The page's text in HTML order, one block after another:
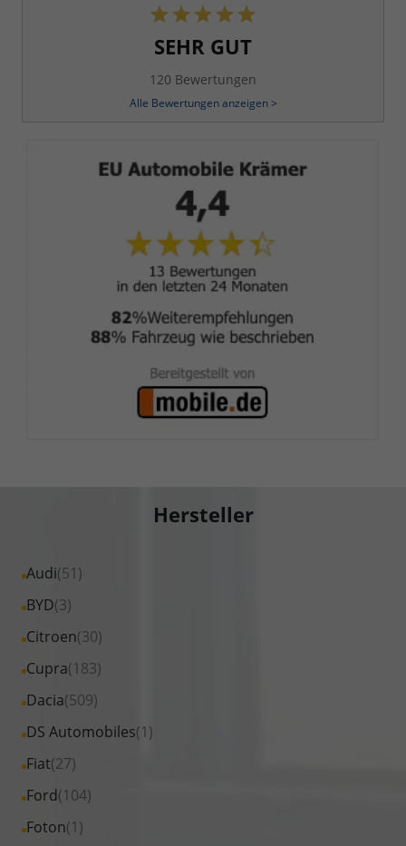
SEHR GUT
120 Bewertungen
Alle Bewertungen anzeigen >
Hersteller
Audi(51)
Alle
Fahrzeuge
Audi
anzeigen
BYD(3)
Alle
Fahrzeuge
BYD
anzeigen
Citroen(30)
Alle
Fahrzeuge
Citroen
anzeigen
Cupra(183)
Alle
Fahrzeuge
Cupra
anzeigen
Dacia(509)
Alle
Fahrzeuge
Dacia
anzeigen
DS Automobiles(1)
Alle
Fahrzeuge
DS
Automobiles
Fiat(27)
Alle
Fahrzeuge
Fiat
Ford(104)
Alle
Fahrzeuge
Foton(1)
Alle